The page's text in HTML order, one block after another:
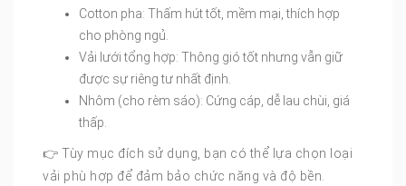
Cotton pha: Thấm hút tốt, mềm mại, thích hợp
cho phòng ngủ.
Vải lưới tổng hợp: Thông gió tốt nhưng vẫn giữ
được sự riêng tư nhất định.
Nhôm (cho rèm sáo): Cứng cáp, dễ lau chùi, giá
thấp.
👉 Tùy mục đích sử dụng, bạn có thể lựa chọn loại
vải phù hợp để đảm bảo chức năng và độ bền.